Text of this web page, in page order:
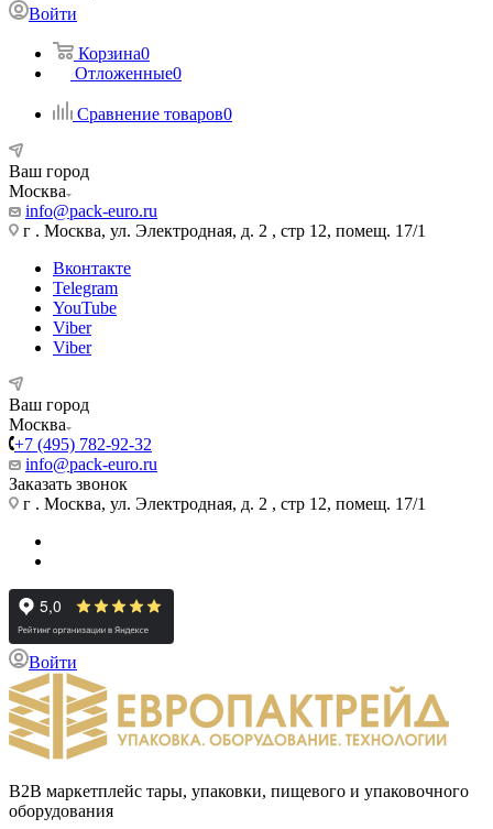
Войти
Корзина0
Отложенные0
Сравнение товаров0
Ваш город
Москва
info@pack-euro.ru
г . Москва, ул. Электродная, д. 2 , стр 12, помещ. 17/1
Вконтакте
Telegram
YouTube
Viber
Viber
Ваш город
Москва
+7 (495) 782-92-32
info@pack-euro.ru
Заказать звонок
г . Москва, ул. Электродная, д. 2 , стр 12, помещ. 17/1
Войти
B2B маркетплейс тары, упаковки, пищевого и упаковочного
оборудования